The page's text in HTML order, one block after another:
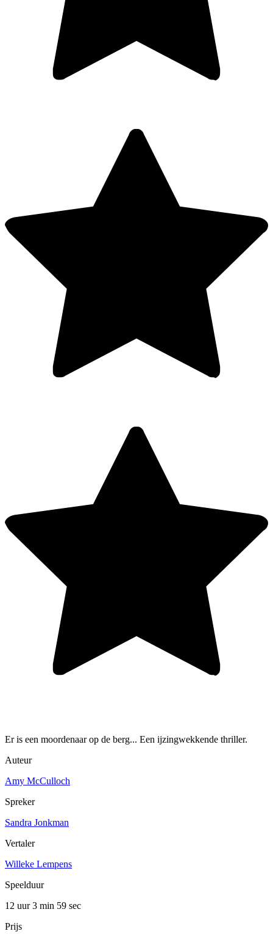
Er is een moordenaar op de berg... Een ijzingwekkende thriller.
Auteur
Amy McCulloch
Spreker
Sandra Jonkman
Vertaler
Willeke Lempens
Speelduur
12 uur 3 min 59 sec
Prijs